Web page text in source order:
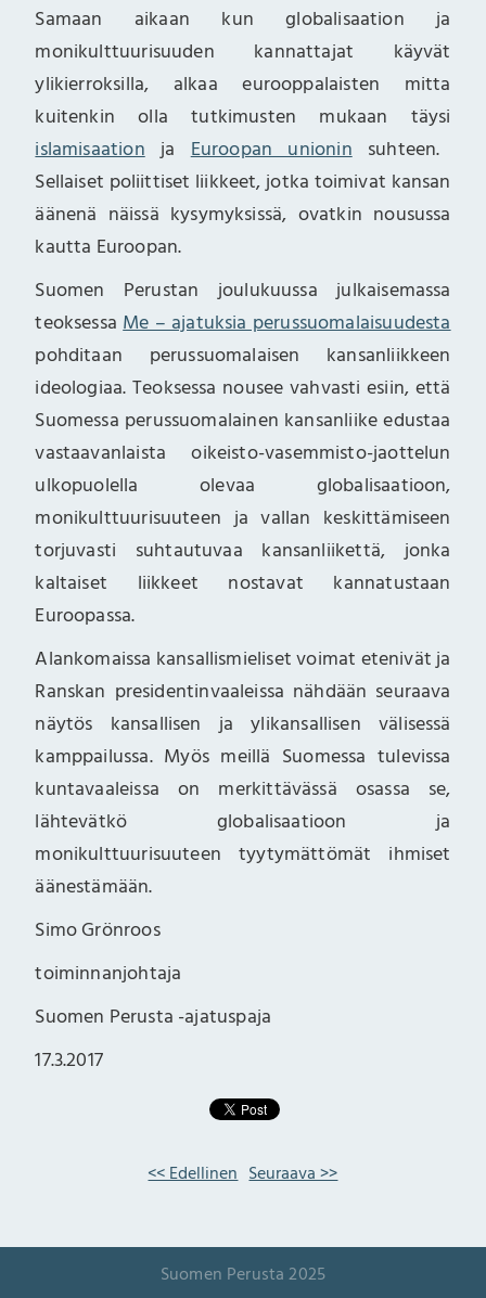
Samaan aikaan kun globalisaation ja
monikulttuurisuuden kannattajat käyvät
ylikierroksilla, alkaa eurooppalaisten mitta
kuitenkin olla tutkimusten mukaan täysi
islamisaationjaEuroopan unioninsuhteen.
Sellaiset poliittiset liikkeet, jotka toimivat kansan
äänenä näissä kysymyksissä, ovatkin nousussa
kautta Euroopan.
Suomen Perustan joulukuussa julkaisemassa
teoksessaMe – ajatuksia perussuomalaisuudesta
pohditaan perussuomalaisen kansanliikkeen
ideologiaa. Teoksessa nousee vahvasti esiin, että
Suomessa perussuomalainen kansanliike edustaa
vastaavanlaista oikeisto-vasemmisto-jaottelun
ulkopuolella olevaa globalisaatioon,
monikulttuurisuuteen ja vallan keskittämiseen
torjuvasti suhtautuvaa kansanliikettä, jonka
kaltaiset liikkeet nostavat kannatustaan
Euroopassa.
Alankomaissa kansallismieliset voimat etenivät ja
Ranskan presidentinvaaleissa nähdään seuraava
näytös kansallisen ja ylikansallisen välisessä
kamppailussa. Myös meillä Suomessa tulevissa
kuntavaaleissa on merkittävässä osassa se,
lähtevätkö globalisaatioon ja
monikulttuurisuuteen tyytymättömät ihmiset
äänestämään.
Simo Grönroos
toiminnanjohtaja
Suomen Perusta -ajatuspaja
17.3.2017
<< Edellinen Seuraava >>
Suomen Perusta 2025